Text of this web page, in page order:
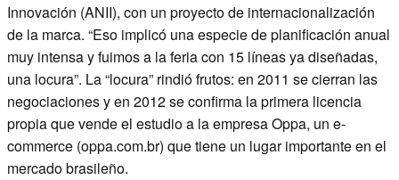
Innovación (ANII), con un proyecto de internacionalización
de la marca. “Eso implicó una especie de planificación anual
muy intensa y fuimos a la feria con 15 líneas ya diseñadas,
una locura”. La “locura” rindió frutos: en 2011 se cierran las
negociaciones y en 2012 se confirma la primera licencia
propia que vende el estudio a la empresa Oppa, un e-
commerce (oppa.com.br) que tiene un lugar importante en el
mercado brasileño.